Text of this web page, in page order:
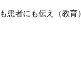
患者にも伝え（教